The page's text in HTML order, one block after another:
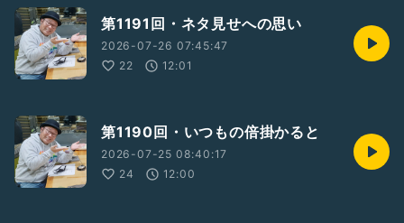
第1191回・ネタ見せへの思い
2026-07-26 07:45:47
22
12:01
第1190回・いつもの倍掛かると
2026-07-25 08:40:17
24
12:00